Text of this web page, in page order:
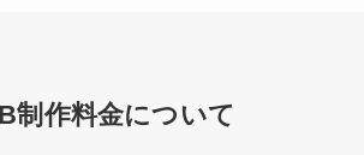
制作料金について